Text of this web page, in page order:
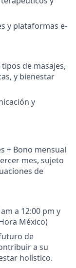
y plataformas e-
de masajes,
y bienestar
y
+ Bono mensual
mes, sujeto
de
a 12:00 pm y
México)
de
a su
holístico.